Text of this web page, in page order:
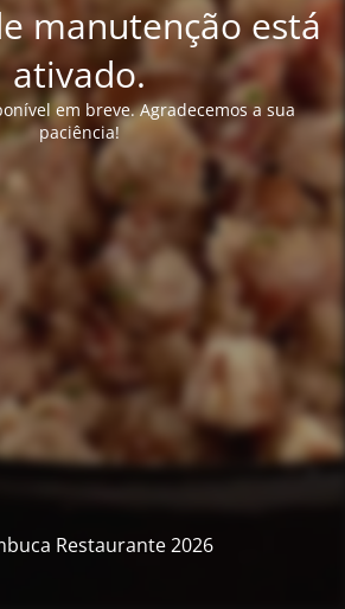
manutenção está
ativado.
em breve. Agradecemos a sua
paciência!
Restaurante 2026